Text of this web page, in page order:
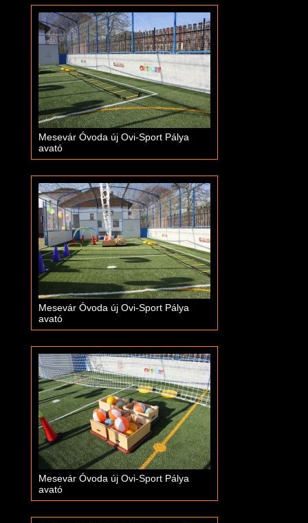
Mesevár Óvoda új Ovi-Sport Pálya
avató
Mesevár Óvoda új Ovi-Sport Pálya
avató
Mesevár Óvoda új Ovi-Sport Pálya
avató